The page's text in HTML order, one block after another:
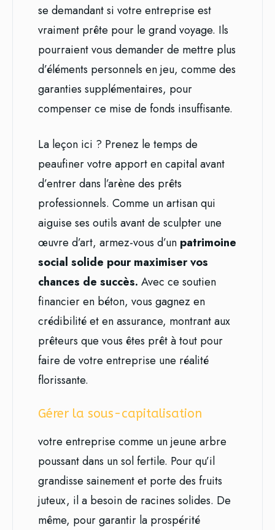
se demandant si votre entreprise est
vraiment prête pour le grand voyage. Ils
pourraient vous demander de mettre plus
d’éléments personnels en jeu, comme des
garanties supplémentaires, pour
compenser ce mise de fonds insuffisante.
La leçon ici ? Prenez le temps de
peaufiner votre apport en capital avant
d’entrer dans l’arène des prêts
professionnels. Comme un artisan qui
aiguise ses outils avant de sculpter une
œuvre d’art, armez-vous d’un patrimoine
social solide pour maximiser vos
chances de succès. Avec ce soutien
financier en béton, vous gagnez en
crédibilité et en assurance, montrant aux
prêteurs que vous êtes prêt à tout pour
faire de votre entreprise une réalité
florissante.
Gérer la sous-capitalisation
votre entreprise comme un jeune arbre
poussant dans un sol fertile. Pour qu’il
grandisse sainement et porte des fruits
juteux, il a besoin de racines solides. De
même, pour garantir la prospérité